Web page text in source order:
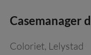
Casemanager
Coloriet, Lelystad